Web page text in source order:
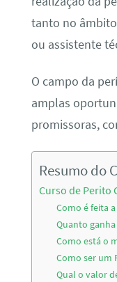
tanto no
ou assistente
O campo da
amplas
promissoras,
Resumo do
Curso de Perito
Como é feita
Quanto
Como está o
Como ser um
Qual o valor